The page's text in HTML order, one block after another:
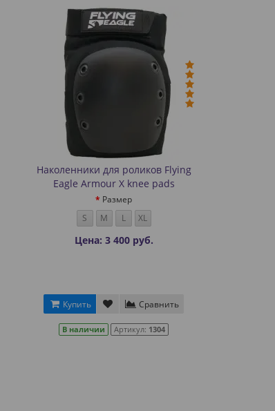
Наколенники для роликов Flying
Eagle Armour X knee pads
Размер
S
M L XL
Цена: 3 400 руб.
Купить Сравнить
В наличии Артикул: 1304